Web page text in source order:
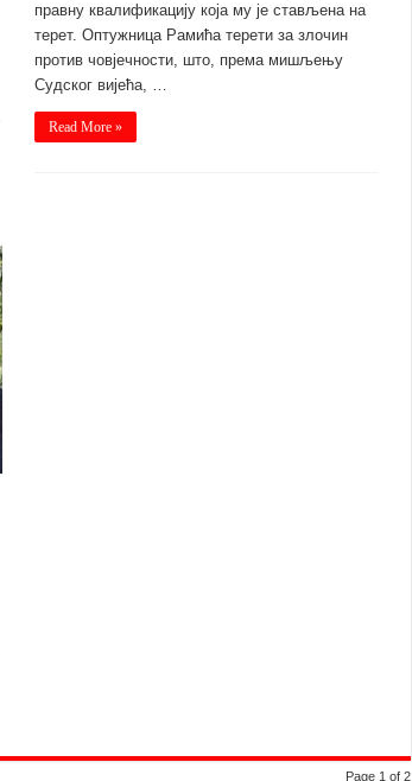
правну квалификацију која му је стављена на
терет. Оптужница Рамића терети за злочин
против човјечности, што, према мишљењу
Судског вијећа, …
Read More »
Page 1 of 2